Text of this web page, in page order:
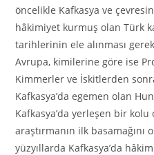
öncelikle Kafkasya ve
hâkimiyet kurmuş olan Türk
tarihlerinin ele alınması
Avrupa, kimilerine göre ise
Kimmerler ve İskitlerden
Kafkasya’da egemen olan
Kafkasya’da yerleşen bir
araştırmanın ilk
yüzyıllarda Kafkasya’da